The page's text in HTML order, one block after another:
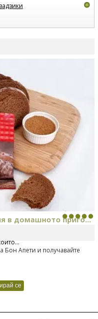
в домашното приго...
на изцяло нов
Бон Апети и получавайте